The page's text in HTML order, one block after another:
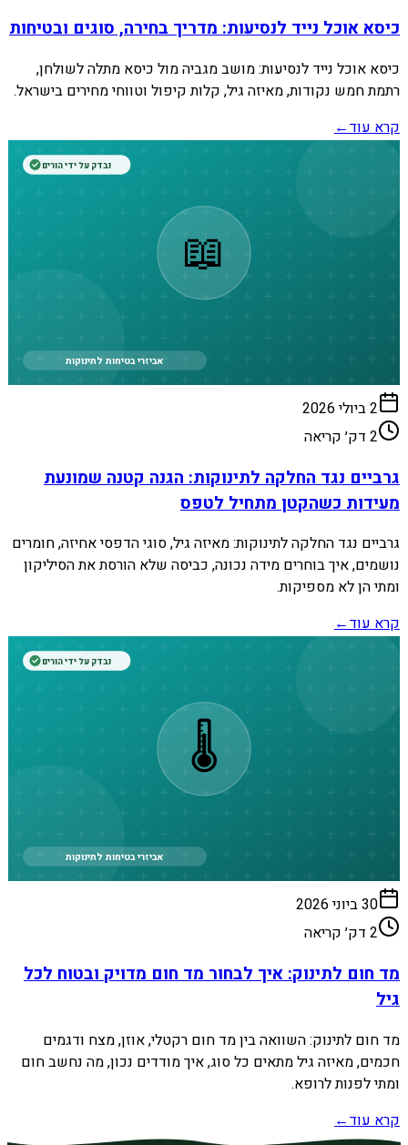
כיסא אוכל נייד לנסיעות: מדריך בחירה, סוגים ובטיחות
כיסא אוכל נייד לנסיעות: מושב מגביה מול כיסא מתלה לשולחן,
רתמת חמש נקודות, מאיזה גיל, קלות קיפול וטווחי מחירים בישראל.
קרא עוד←
📖
אביזרי בטיחות לתינוקות
נבדק על ידי הורים
2 ביולי 2026
2 דק׳ קריאה
גרביים נגד החלקה לתינוקות: הגנה קטנה שמונעת
מעידות כשהקטן מתחיל לטפס
גרביים נגד החלקה לתינוקות: מאיזה גיל, סוגי הדפסי אחיזה, חומרים
נושמים, איך בוחרים מידה נכונה, כביסה שלא הורסת את הסיליקון
ומתי הן לא מספיקות.
קרא עוד←
🌡️
אביזרי בטיחות לתינוקות
נבדק על ידי הורים
30 ביוני 2026
2 דק׳ קריאה
מד חום לתינוק: איך לבחור מד חום מדויק ובטוח לכל
גיל
מד חום לתינוק: השוואה בין מד חום רקטלי, אוזן, מצח ודגמים
חכמים, מאיזה גיל מתאים כל סוג, איך מודדים נכון, מה נחשב חום
ומתי לפנות לרופא.
קרא עוד←